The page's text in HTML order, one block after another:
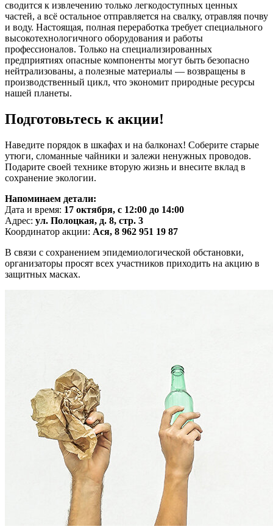
сводится к извлечению только легкодоступных ценных
частей, а всё остальное отправляется на свалку, отравляя почву
и воду. Настоящая, полная переработка требует специального
высокотехнологичного оборудования и работы
профессионалов. Только на специализированных
предприятиях опасные компоненты могут быть безопасно
нейтрализованы, а полезные материалы — возвращены в
производственный цикл, что экономит природные ресурсы
нашей планеты.
Подготовьтесь к акции!
Наведите порядок в шкафах и на балконах! Соберите старые
утюги, сломанные чайники и залежи ненужных проводов.
Подарите своей технике вторую жизнь и внесите вклад в
сохранение экологии.
Напоминаем детали:
Дата и время: 17 октября, с 12:00 до 14:00
Адрес: ул. Полоцкая, д. 8, стр. 3
Координатор акции: Ася, 8 962 951 19 87
В связи с сохранением эпидемиологической обстановки,
организаторы просят всех участников приходить на акцию в
защитных масках.